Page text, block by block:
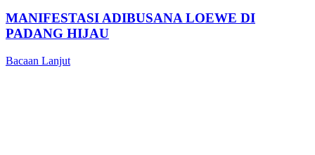
MANIFESTASI ADIBUSANA LOEWE DI
PADANG HIJAU
Bacaan Lanjut